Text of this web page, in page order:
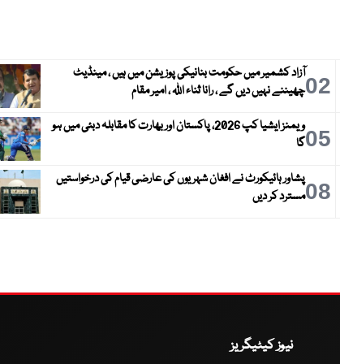
02آزاد کشمیر میں حکومت بنانیکی پوزیشن میں ہیں ، مینڈیٹ
چھیننے نہیں دیں گے ، رانا ثناء اللہ ، امیر مقام
05
ویمنز ایشیا کپ 2026، پاکستان اور بھارت کا مقابلہ دبئی میں ہو
گا
08پشاور ہائیکورٹ نے افغان شہریوں کی عارضی قیام کی درخواستیں
مسترد کر دیں
نیوز کیٹیگریز